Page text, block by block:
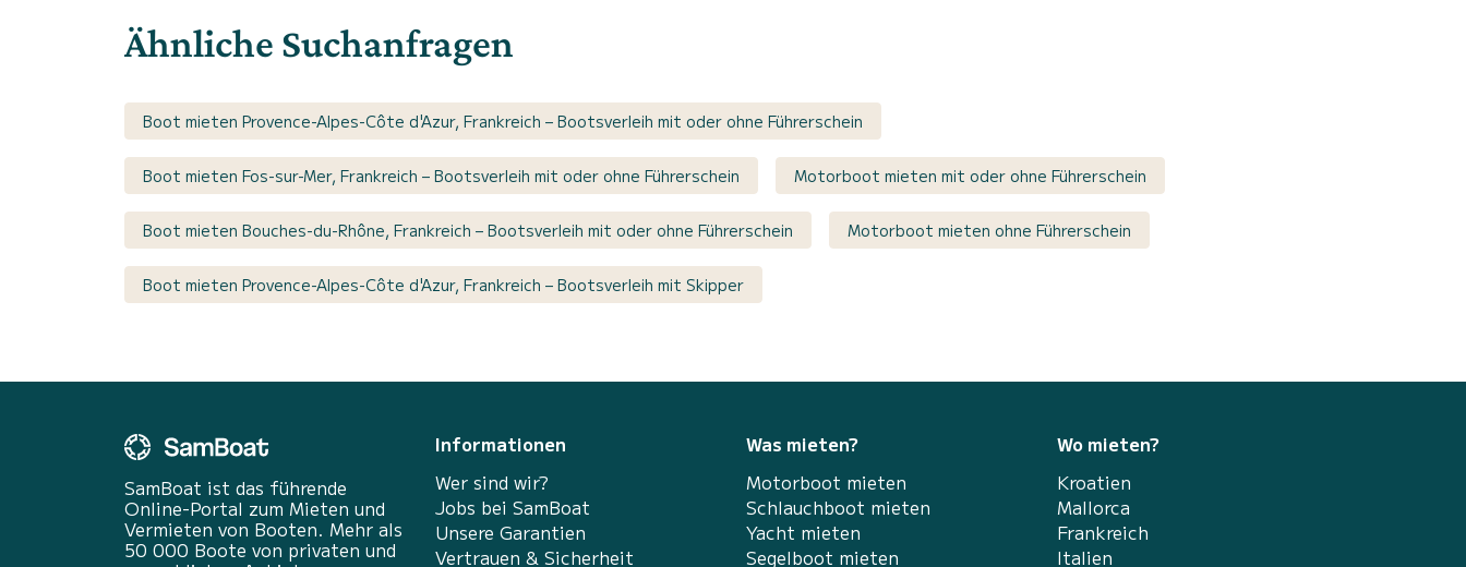
Ähnliche Suchanfragen
Boot mieten Provence-Alpes-Côte d'Azur, Frankreich – Bootsverleih mit oder ohne Führerschein
Boot mieten Fos-sur-Mer, Frankreich – Bootsverleih mit oder ohne Führerschein Motorboot mieten mit oder ohne Führerschein
Boot mieten Bouches-du-Rhône, Frankreich – Bootsverleih mit oder ohne Führerschein Motorboot mieten ohne Führerschein
Boot mieten Provence-Alpes-Côte d'Azur, Frankreich – Bootsverleih mit Skipper
SamBoat ist das führende
Online-Portal zum Mieten und
Vermieten von Booten. Mehr als
50 000 Boote von privaten und
Informationen
Wer sind wir?
Jobs bei SamBoat
Unsere Garantien
Vertrauen & Sicherheit
Was mieten?
Motorboot mieten
Schlauchboot mieten
Yacht mieten
Segelboot mieten
Wo mieten?
Kroatien
Mallorca
Frankreich
Italien